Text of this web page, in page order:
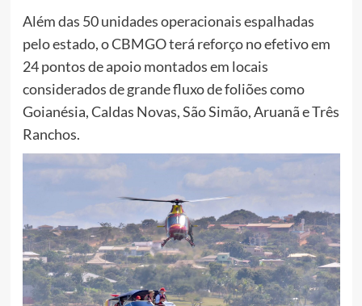
Além das 50 unidades operacionais espalhadas
pelo estado, o CBMGO terá reforço no efetivo em
24 pontos de apoio montados em locais
considerados de grande fluxo de foliões como
Goianésia, Caldas Novas, São Simão, Aruanã e Três
Ranchos.